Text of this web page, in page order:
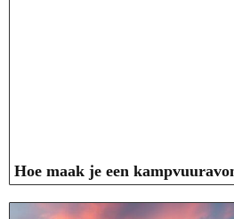
Hoe maak je een